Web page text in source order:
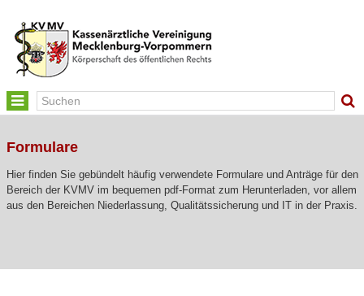
Toggle
navigation
Formulare
Hier finden Sie gebündelt häufig verwendete Formulare und Anträge für den
Bereich der KVMV im bequemen pdf-Format zum Herunterladen, vor allem
aus den Bereichen Niederlassung, Qualitätssicherung und IT in der Praxis.